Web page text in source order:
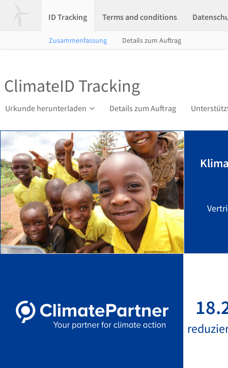
ID Tracking Terms and conditions
Zusammenfassung Details zum Auftrag
ClimateID Tracking
Urkunde herunterladen Details zum Auftrag